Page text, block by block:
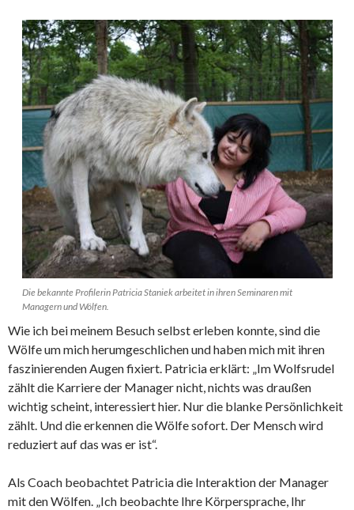
Die bekannte Profilerin Patricia Staniek arbeitet in ihren Seminaren mit
Managern und Wölfen.
Wie ich bei meinem Besuch selbst erleben konnte, sind die
Wölfe um mich herumgeschlichen und haben mich mit ihren
faszinierenden Augen fixiert. Patricia erklärt: „Im Wolfsrudel
zählt die Karriere der Manager nicht, nichts was draußen
wichtig scheint, interessiert hier. Nur die blanke Persönlichkeit
zählt. Und die erkennen die Wölfe sofort. Der Mensch wird
reduziert auf das was er ist“.
Als Coach beobachtet Patricia die Interaktion der Manager
mit den Wölfen. „Ich beobachte Ihre Körpersprache, Ihr